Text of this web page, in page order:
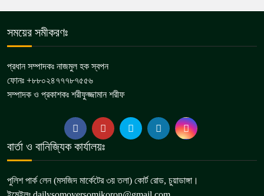
সময়ের সমীকরণঃ
প্রধান সম্পাদকঃ নাজমুল হক স্বপন
ফোনঃ +৮৮০২৪৭৭৭৮৭৫৫৬
সম্পাদক ও প্রকাশকঃ শরীফুজ্জামান শরীফ
বার্তা ও বানিজ্যিক কার্যালয়ঃ
পুলিশ পার্ক লেন (মসজিদ মার্কেটের ৩য় তলা) কোর্ট রোড, চুয়াডাঙ্গা।